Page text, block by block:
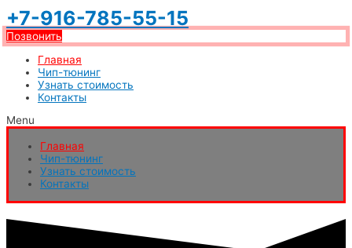
Перейти
к
содержимому
+7-916-785-55-15
Позвонить
Главная
Чип-тюнинг
Узнать стоимость
Контакты
Menu
Главная
Чип-тюнинг
Узнать стоимость
Контакты